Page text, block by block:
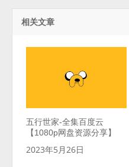
相关文章
五行世家-全集百度云
【1080p网盘资源分享】
2023年5月26日